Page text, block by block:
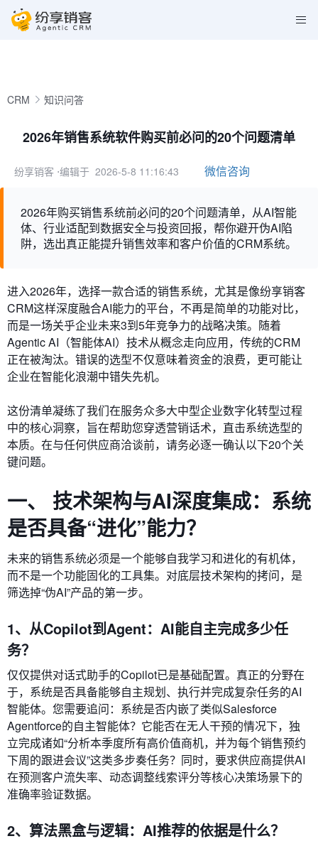
CRM 知识问答
2026年销售系统软件购买前必问的20个问题清单
纷享销客 ⋅编辑于 2026-5-8 11:16:43 微信咨询
2026年购买销售系统前必问的20个问题清单，从AI智能
体、行业适配到数据安全与投资回报，帮你避开伪AI陷
阱，选出真正能提升销售效率和客户价值的CRM系统。
进入2026年，选择一款合适的销售系统，尤其是像纷享销客
CRM这样深度融合AI能力的平台，不再是简单的功能对比，
而是一场关乎企业未来3到5年竞争力的战略决策。随着
Agentic AI（智能体AI）技术从概念走向应用，传统的CRM
正在被淘汰。错误的选型不仅意味着资金的浪费，更可能让
企业在智能化浪潮中错失先机。
这份清单凝练了我们在服务众多大中型企业数字化转型过程
中的核心洞察，旨在帮助您穿透营销话术，直击系统选型的
本质。在与任何供应商洽谈前，请务必逐一确认以下20个关
键问题。
一、 技术架构与AI深度集成：系统
是否具备“进化”能力？
未来的销售系统必须是一个能够自我学习和进化的有机体，
而不是一个功能固化的工具集。对底层技术架构的拷问，是
筛选掉“伪AI”产品的第一步。
1、从Copilot到Agent：AI能自主完成多少任
务？
仅仅提供对话式助手的Copilot已是基础配置。真正的分野在
于，系统是否具备能够自主规划、执行并完成复杂任务的AI
智能体。您需要追问：系统是否内嵌了类似Salesforce
Agentforce的自主智能体？它能否在无人干预的情况下，独
立完成诸如“分析本季度所有高价值商机，并为每个销售预约
下周的跟进会议”这类多步奏任务？同时，要求供应商提供AI
在预测客户流失率、动态调整线索评分等核心决策场景下的
准确率验证数据。
2、算法黑盒与逻辑：AI推荐的依据是什么？